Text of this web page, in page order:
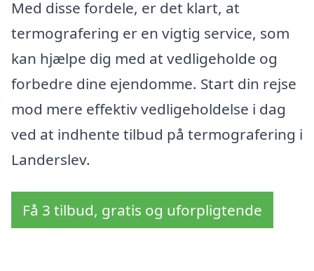
Med disse fordele, er det klart, at
termografering er en vigtig service, som
kan hjælpe dig med at vedligeholde og
forbedre dine ejendomme. Start din rejse
mod mere effektiv vedligeholdelse i dag
ved at indhente tilbud på termografering i
Landerslev.
Få 3 tilbud, gratis og uforpligtende